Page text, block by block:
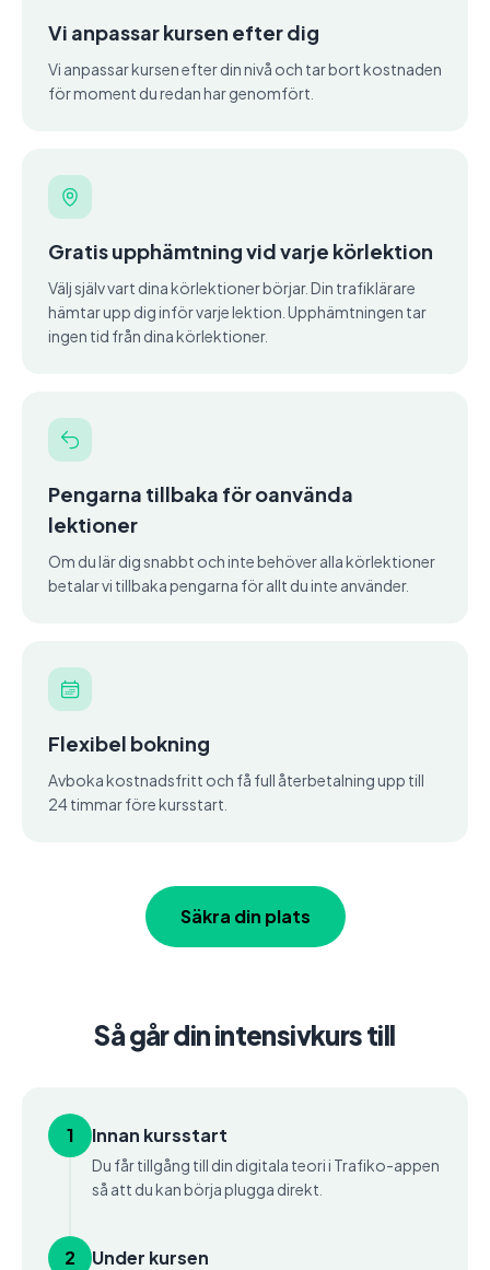
Vi anpassar kursen efter dig
Vi anpassar kursen efter din nivå och tar bort kostnaden
för moment du redan har genomfört.
Gratis upphämtning vid varje körlektion
Välj själv vart dina körlektioner börjar. Din trafiklärare
hämtar upp dig inför varje lektion. Upphämtningen tar
ingen tid från dina körlektioner.
Pengarna tillbaka för oanvända
lektioner
Om du lär dig snabbt och inte behöver alla körlektioner
betalar vi tillbaka pengarna för allt du inte använder.
Flexibel bokning
Avboka kostnadsfritt och få full återbetalning upp till
24 timmar före kursstart.
Säkra din plats
Så går din intensivkurs till
1 Innan kursstart
Du får tillgång till din digitala teori i Trafiko-appen
så att du kan börja plugga direkt.
2 Under kursen